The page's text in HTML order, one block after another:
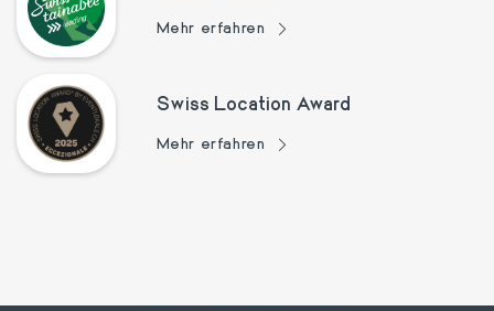
Mehr erfahren
Swiss Location Award
Mehr erfahren